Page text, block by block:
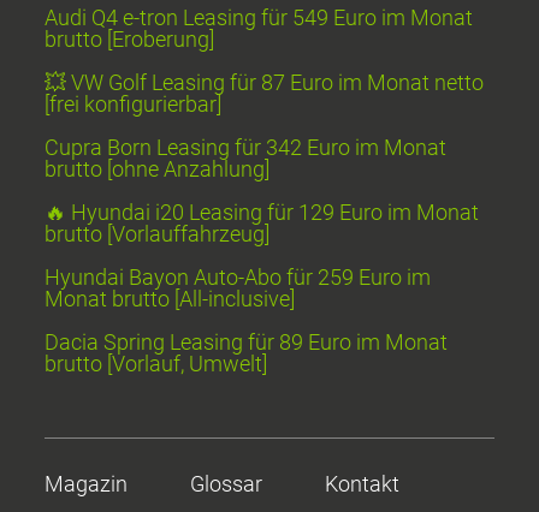
Audi Q4 e-tron Leasing für 549 Euro im Monat
brutto [Eroberung]
💥 VW Golf Leasing für 87 Euro im Monat netto
[frei konfigurierbar]
Cupra Born Leasing für 342 Euro im Monat
brutto [ohne Anzahlung]
🔥 Hyundai i20 Leasing für 129 Euro im Monat
brutto [Vorlauffahrzeug]
Hyundai Bayon Auto-Abo für 259 Euro im
Monat brutto [All-inclusive]
Dacia Spring Leasing für 89 Euro im Monat
brutto [Vorlauf, Umwelt]
Magazin Glossar Kontakt